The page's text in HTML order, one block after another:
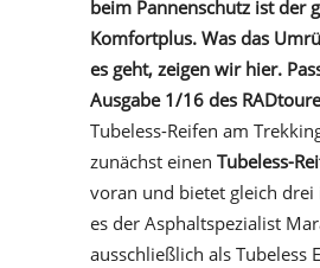
beim Pannenschutz ist der
Komfortplus. Was das
es geht, zeigen wir hier.
Ausgabe 1/16 des
Tubeless-Reifen am
zunächst einen Tubeless-
voran und bietet gleich drei
es der Asphaltspezialist
ausschließlich als Tubeless